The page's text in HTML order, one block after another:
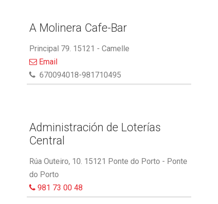
A Molinera Cafe-Bar
Principal 79. 15121 - Camelle
Email
670094018-981710495
Administración de Loterías
Central
Rúa Outeiro, 10. 15121 Ponte do Porto - Ponte
do Porto
981 73 00 48